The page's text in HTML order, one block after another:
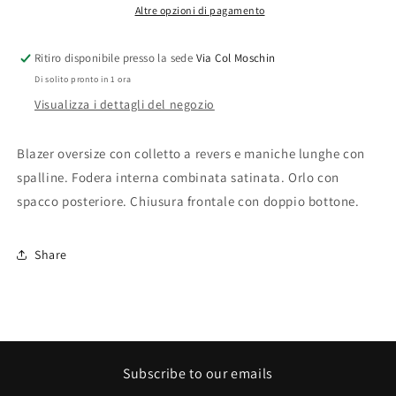
Altre opzioni di pagamento
Ritiro disponibile presso la sede Via Col Moschin
Di solito pronto in 1 ora
Visualizza i dettagli del negozio
Blazer oversize con colletto a revers e maniche lunghe con
spalline. Fodera interna combinata satinata. Orlo con
spacco posteriore. Chiusura frontale con doppio bottone.
Share
Subscribe to our emails